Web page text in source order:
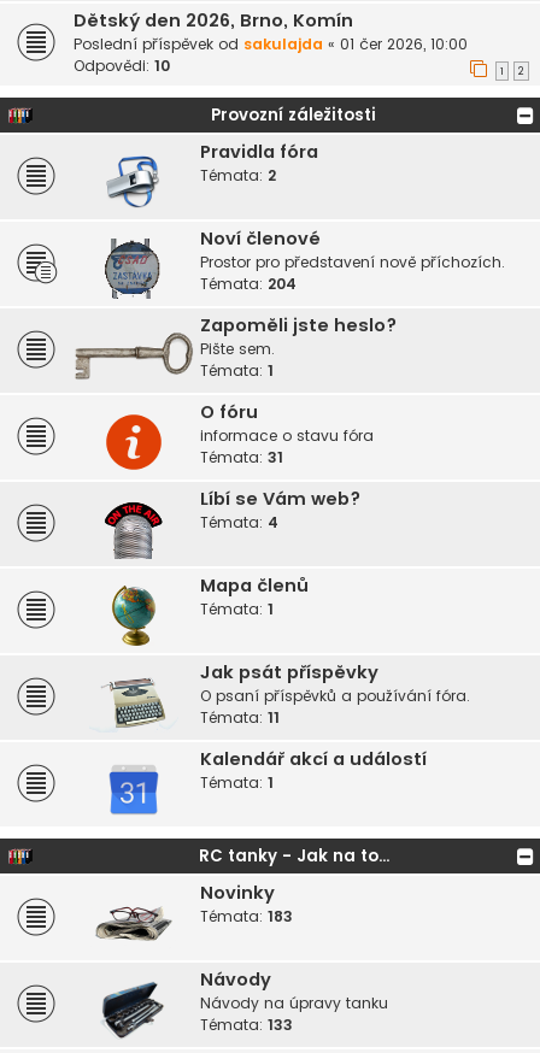
Dětský den 2026, Brno, Komín
Poslední příspěvek od sakulajda « 01 čer 2026, 10:00
Odpovědi: 10 1 2
Provozní záležitosti
Pravidla fóra
Témata: 2
Noví členové
Prostor pro představení nově příchozích.
Témata: 204
Zapoměli jste heslo?
Pište sem.
Témata: 1
O fóru
informace o stavu fóra
Témata: 31
Líbí se Vám web?
Témata: 4
Mapa členů
Témata: 1
Jak psát příspěvky
O psaní příspěvků a používání fóra.
Témata: 11
Kalendář akcí a událostí
Témata: 1
RC tanky - Jak na to...
Novinky
Témata: 183
Návody
Návody na úpravy tanku
Témata: 133